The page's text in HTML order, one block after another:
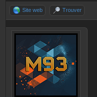
Site web Trouver